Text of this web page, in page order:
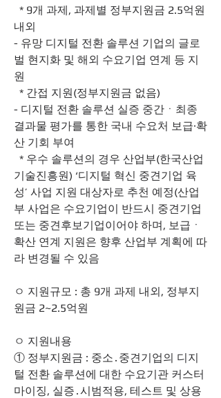
내외
- 유망 디지털 전환 솔루션 기업의 글로
벌 현지화 및 해외 수요기업 연계 등 지
원
  * 간접 지원(정부지원금 없음)
- 디지털 전환 솔루션 실증 중간ㆍ최종
결과물 평가를 통한 국내 수요처 보급·확
산 기회 부여
기술진흥원) ‘디지털 혁신 중견기업 육
성’ 사업 지원 대상자로 추천 예정(산업
부 사업은 수요기업이 반드시 중견기업
또는 중견후보기업이어야 하며, 보급ㆍ
확산 연계 지원은 향후 산업부 계획에 따
라 변경될 수 있음
ㅇ 지원규모 : 총 9개 과제 내외, 정부지
원금 2~2.5억원
ㅇ 지원내용
① 정부지원금 : 중소․중견기업의 디지
털 전환 솔루션에 대한 수요기관 커스터
마이징, 실증․시범적용, 테스트 및 상용